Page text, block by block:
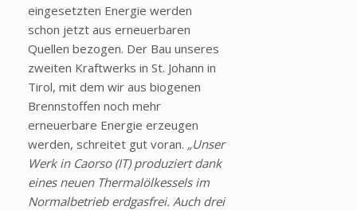
eingesetzten Energie werden
schon jetzt aus erneuerbaren
Quellen bezogen. Der Bau unseres
zweiten Kraftwerks in St. Johann in
Tirol, mit dem wir aus biogenen
Brennstoffen noch mehr
erneuerbare Energie erzeugen
werden, schreitet gut voran. „Unser
Werk in Caorso (IT) produziert dank
eines neuen Thermalölkessels im
Normalbetrieb erdgasfrei. Auch drei